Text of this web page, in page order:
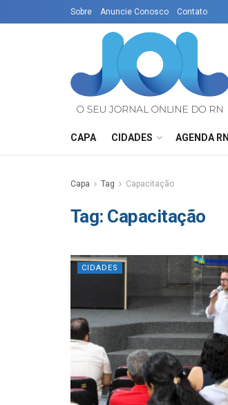
Sobre Anuncie Conosco Contato
CAPA CIDADES AGENDA RN
Capa Tag Capacitação
Tag: Capacitação
CIDADES